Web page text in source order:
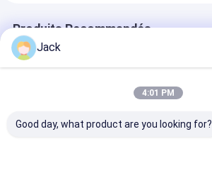
Produits Recommandés
Jack
4:01 PM
Good day, what product are you looking for?